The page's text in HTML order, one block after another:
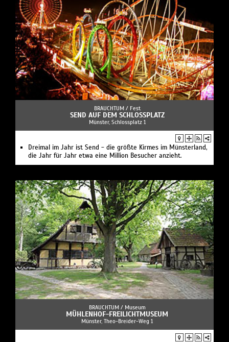
BRAUCHTUM / Fest
SEND AUF DEM SCHLOSSPLATZ
Münster, Schlossplatz 1
Dreimal im Jahr ist Send - die größte Kirmes im Münsterland,
die Jahr für Jahr etwa eine Million Besucher anzieht.
BRAUCHTUM / Museum
MÜHLENHOF-FREILICHTMUSEUM
Münster, Theo-Breider-Weg 1